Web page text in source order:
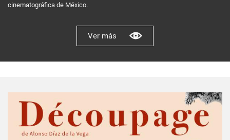
cinematográfica de México.
Ver más